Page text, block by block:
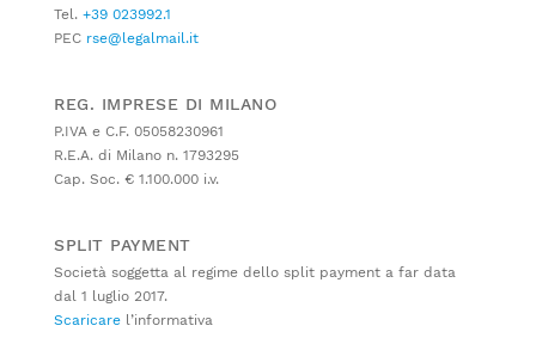
Tel. +39 023992.1
PEC rse@legalmail.it
REG. IMPRESE DI MILANO
P.IVA e C.F. 05058230961
R.E.A. di Milano n. 1793295
Cap. Soc. € 1.100.000 i.v.
SPLIT PAYMENT
Società soggetta al regime dello split payment a far data
dal 1 luglio 2017.
Scaricare l’informativa